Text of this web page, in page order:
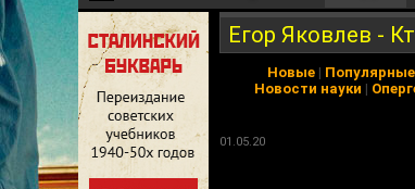
Егор Яковлев -
Новые | Популярные
Новости науки |
01.05.20